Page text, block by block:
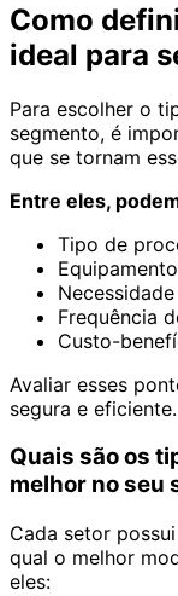
Como
ideal para
Para escolher o
segmento, é
que se tornam
Entre eles,
Tipo de
Frequência
Custo-
Avaliar esses
segura e eficiente.
Quais são os
melhor no seu
Cada setor
qual o melhor
eles: